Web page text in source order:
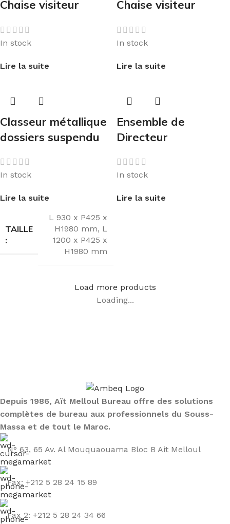
Chaise visiteur
In stock
Lire la suite
Chaise visiteur
In stock
Lire la suite
Classeur métallique
dossiers suspendu
In stock
Lire la suite
TAILLE
:
L 930 x P425 x
H1980 mm, L
1200 x P425 x
H1980 mm
Ensemble de
Directeur
In stock
Lire la suite
Load more products
Loading...
Depuis 1986, Aït Melloul Bureau offre des solutions
complètes de bureau aux professionnels du Souss-
Massa et de tout le Maroc.
N° 63, 65 Av. Al Mouquaouama Bloc B Ait Melloul
Fax: +212 5 28 24 15 89
Fax 2: +212 5 28 24 34 66